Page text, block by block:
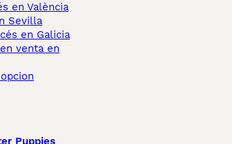
en València
Sevilla
en Galicia
venta en
Puppies